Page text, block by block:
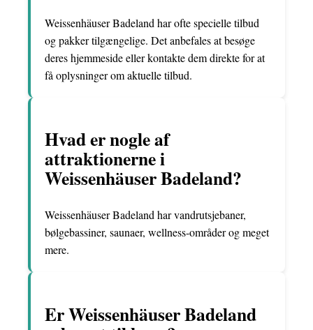
Weissenhäuser Badeland har ofte specielle tilbud
og pakker tilgængelige. Det anbefales at besøge
deres hjemmeside eller kontakte dem direkte for at
få oplysninger om aktuelle tilbud.
Hvad er nogle af
attraktionerne i
Weissenhäuser Badeland?
Weissenhäuser Badeland har vandrutsjebaner,
bølgebassiner, saunaer, wellness-områder og meget
mere.
Er Weissenhäuser Badeland